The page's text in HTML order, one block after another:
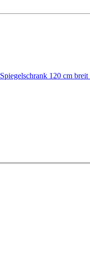
Spiegelschrank 120 cm breit